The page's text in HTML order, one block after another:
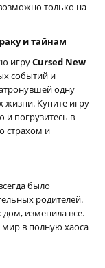
только на
и тайнам
игруCursed New
событий и
одну
жизни. Купите игру
и погрузитесь в
страхом и
было
родителей.
изменила все.
в полную хаоса